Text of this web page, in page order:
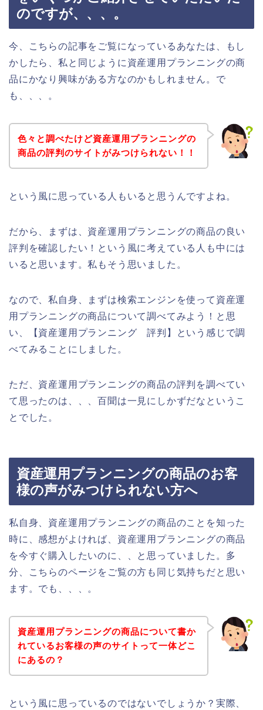
のですが、、、。
今、こちらの記事をご覧になっているあなたは、もし
かしたら、私と同じように資産運用プランニングの商
品にかなり興味がある方なのかもしれません。で
も、、、。
色々と調べたけど資産運用プランニングの
商品の評判のサイトがみつけられない！！
という風に思っている人もいると思うんですよね。
だから、まずは、資産運用プランニングの商品の良い
評判を確認したい！という風に考えている人も中には
いると思います。私もそう思いました。
なので、私自身、まずは検索エンジンを使って資産運
用プランニングの商品について調べてみよう！と思
い、【資産運用プランニング 評判】という感じで調
べてみることにしました。
ただ、資産運用プランニングの商品の評判を調べてい
て思ったのは、、、百聞は一見にしかずだなというこ
とでした。
資産運用プランニングの商品のお客
様の声がみつけられない方へ
私自身、資産運用プランニングの商品のことを知った
時に、感想がよければ、資産運用プランニングの商品
を今すぐ購入したいのに、、と思っていました。多
分、こちらのページをご覧の方も同じ気持ちだと思い
ます。でも、、、。
資産運用プランニングの商品について書か
れているお客様の声のサイトって一体どこ
にあるの？
という風に思っているのではないでしょうか？実際、